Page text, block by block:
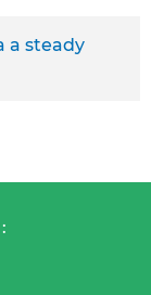
a steady